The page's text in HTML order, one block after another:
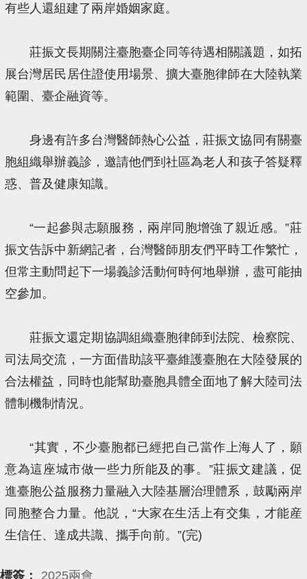
有些人還組建了兩岸婚姻家庭。
莊振文長期關注臺胞臺企同等待遇相關議題，如拓
展台灣居民居住證使用場景、擴大臺胞律師在大陸執業
範圍、臺企融資等。
身邊有許多台灣醫師熱心公益，莊振文協同有關臺
胞組織舉辦義診，邀請他們到社區為老人和孩子答疑釋
惑、普及健康知識。
“一起參與志願服務，兩岸同胞增強了親近感。”莊
振文告訴中新網記者，台灣醫師朋友們平時工作繁忙，
但常主動問起下一場義診活動何時何地舉辦，盡可能抽
空參加。
莊振文還定期協調組織臺胞律師到法院、檢察院、
司法局交流，一方面借助該平臺維護臺胞在大陸發展的
合法權益，同時也能幫助臺胞具體全面地了解大陸司法
體制機制情況。
“其實，不少臺胞都已經把自己當作上海人了，願
意為這座城市做一些力所能及的事。”莊振文建議，促
進臺胞公益服務力量融入大陸基層治理體系，鼓勵兩岸
同胞整合力量。他説，“大家在生活上有交集，才能産
生信任、達成共識、攜手向前。”(完)
標簽： 2025兩會